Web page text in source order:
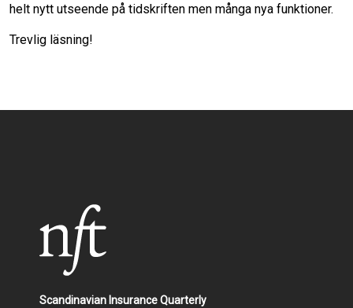
helt nytt utseende på tidskriften men många nya funktioner.
Trevlig läsning!
Scandinavian Insurance Quarterly